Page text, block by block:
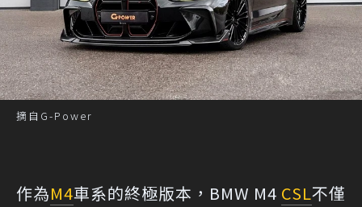
摘自G-Power
作為M4車系的終極版本，BMW M4 CSL不僅